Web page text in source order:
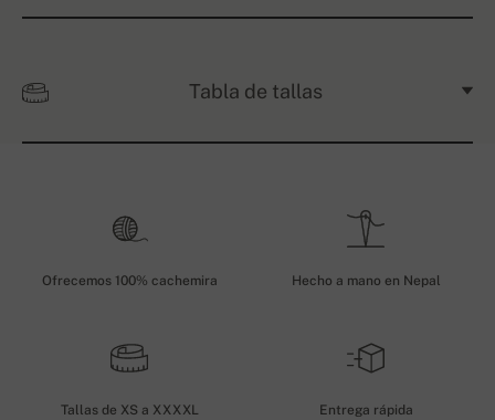
Tabla de tallas
Ofrecemos 100% cachemira Hecho a mano en Nepal
Tallas de XS a XXXXL Entrega rápida